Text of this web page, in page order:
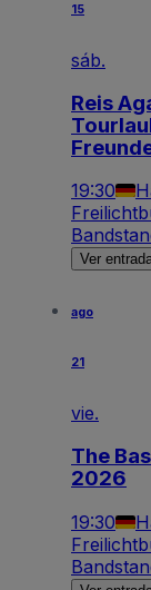
15
sáb.
Reis
19:30
Ver
ago
21
vie.
The
2026
19:30